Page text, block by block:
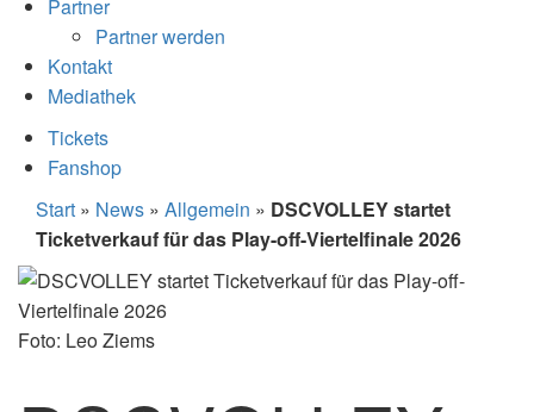
Partner
Partner werden
Kontakt
Mediathek
Tickets
Fanshop
Start » News » Allgemein » DSCVOLLEY startet
Ticketverkauf für das Play-off-Viertelfinale 2026
Foto: Leo Ziems